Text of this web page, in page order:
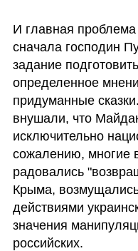
И главная проблема
сначала господин
задание
определенное
придуманные
внушали, что
исключительно
сожалению, многие
радовались
Крыма,
действиями
значения
российских.